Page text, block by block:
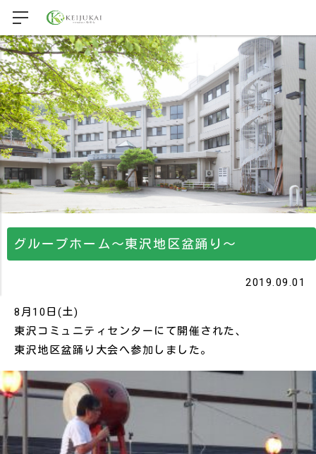
グループホーム～東沢地区盆踊り～
2019.09.01
8月10日(土)
東沢コミュニティセンターにて開催された、
東沢地区盆踊り大会へ参加しました。